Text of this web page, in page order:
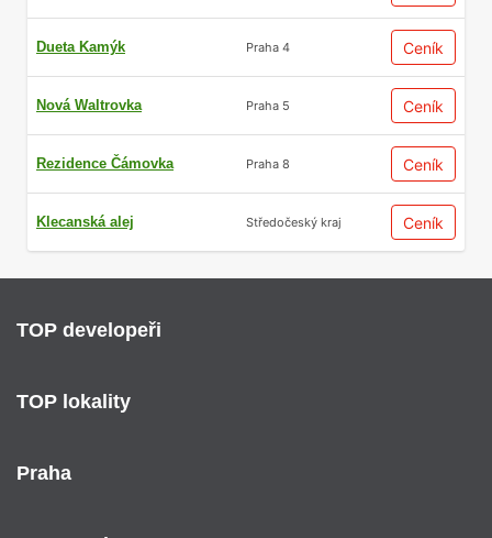
Dueta Kamýk Praha 4 Ceník
Nová Waltrovka Praha 5 Ceník
Rezidence Čámovka Praha 8 Ceník
Klecanská alej Středočeský kraj Ceník
TOP developeři
TOP lokality
Praha